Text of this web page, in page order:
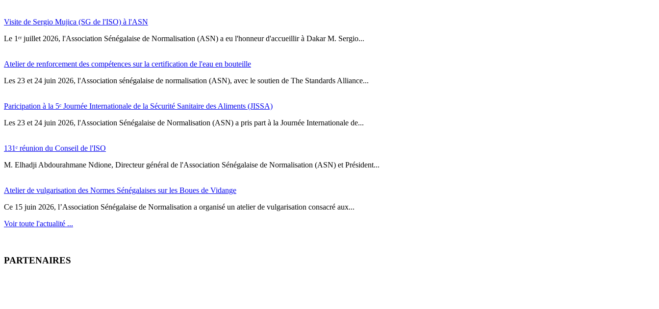
Visite de Sergio Mujica (SG de l'ISO) à l'ASN
Le 1ᵉʳ juillet 2026, l'Association Sénégalaise de Normalisation (ASN) a eu l'honneur d'accueillir à Dakar M. Sergio...
Atelier de renforcement des compétences sur la certification de l'eau en bouteille
Les 23 et 24 juin 2026, l'Association sénégalaise de normalisation (ASN), avec le soutien de The Standards Alliance...
Paricipation à la 5ᵉ Journée Internationale de la Sécurité Sanitaire des Aliments (JISSA)
‎Les 23 et 24 juin 2026, l'Association Sénégalaise de Normalisation (ASN) a pris part à la Journée Internationale de...
131ᵉ réunion du Conseil de l'ISO
M. Elhadji Abdourahmane Ndione, Directeur général de l'Association Sénégalaise de Normalisation (ASN) et Président...
Atelier de vulgarisation des Normes Sénégalaises sur les Boues de Vidange
Ce 15 juin 2026, l’Association Sénégalaise de Normalisation a organisé un atelier de vulgarisation consacré aux...
Voir toute l'actualité ...
PARTENAIRES